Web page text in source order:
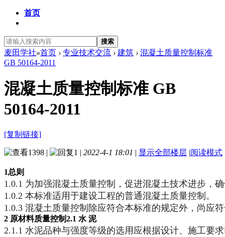
首页
搜索
麦田学社»首页 › 专业技术交流 › 建筑 › 混凝土质量控制标准
GB 50164-2011
混凝土质量控制标准 GB
50164-2011
[复制链接]
1398 | 1 | 2022-4-1 18:01 | 显示全部楼层 |阅读模式
1总则
1.0.1 为加强混凝土质量控制，促进混凝土技术进步，
1.0.2 本标准适用于建设工程的普通混凝土质量控制。
1.0.3 混凝土质量控制除应符合本标准的规定外，尚应
2 原材料质量控制2.1 水 泥
2.1.1 水泥品种与强度等级的选用应根据设计、施工要